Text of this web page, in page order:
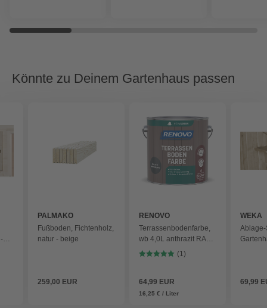
Könnte zu Deinem Gartenhaus passen
PALMAKO
Fußboden, Fichtenholz,
natur - beige
259,00 EUR
RENOVO
Terrassenbodenfarbe,
wb 4,0L anthrazit RAL
7016 - grau
(1)
64,99 EUR
16,25 € / Liter
WEKA
Ablage-
69,99